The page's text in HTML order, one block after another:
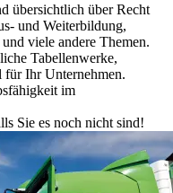
übersichtlich über Recht
und Weiterbildung,
viele andere Themen.
Tabellenwerke,
für Ihr Unternehmen.
im
Sie es noch nicht sind!